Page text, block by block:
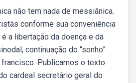
não tem nada de messiânica.
conforme sua conveniência
a libertação da doença e da
continuação do “sonho”
Publicamos o texto
cardeal secretário geral do